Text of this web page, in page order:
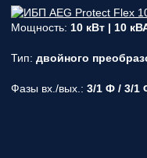
Мощность: 10 кВт | 10
Тип:двойного
Фазы вх./вых.:3/1 Ф / 3/1